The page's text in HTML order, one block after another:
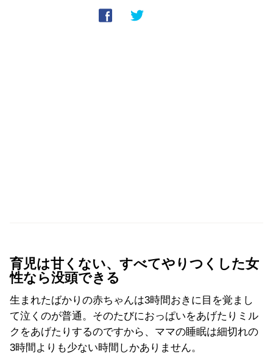
育児は甘くない、すべてやりつくした女
性なら没頭できる
生まれたばかりの赤ちゃんは3時間おきに目を覚まし
て泣くのが普通。そのたびにおっぱいをあげたりミル
クをあげたりするのですから、ママの睡眠は細切れの
3時間よりも少ない時間しかありません。